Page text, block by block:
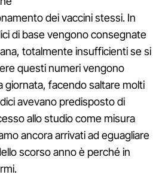
dei vaccini stessi. In
di base vengono consegnate
totalmente insufficienti se si
questi numeri vengono
giornata, facendo saltare molti
avevano predisposto di
allo studio come misura
ancora arrivati ad eguagliare
scorso anno è perché in